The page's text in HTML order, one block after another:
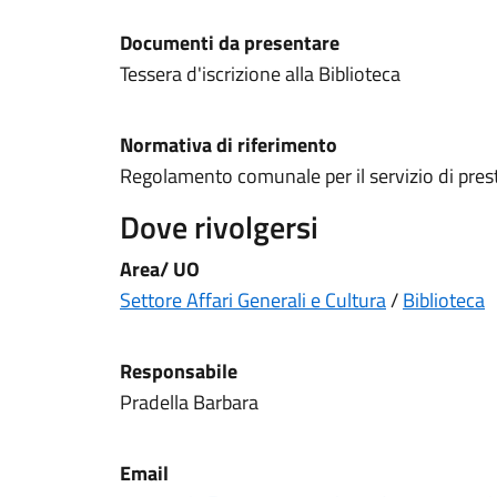
Documenti da presentare
Tessera d'iscrizione alla Biblioteca
Normativa di riferimento
Regolamento comunale per il servizio di
Dove rivolgersi
Area/ UO
Settore Affari Generali e Cultura/Biblioteca
Responsabile
Pradella Barbara
Email